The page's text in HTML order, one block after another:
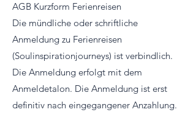
AGB Kurzform Ferienreisen
Die mündliche oder schriftliche
Anmeldung zu Ferienreisen
(Soulinspirationjourneys) ist verbindlich.
Die Anmeldung erfolgt mit dem
Anmeldetalon. Die Anmeldung ist erst
definitiv nach eingegangener Anzahlung.